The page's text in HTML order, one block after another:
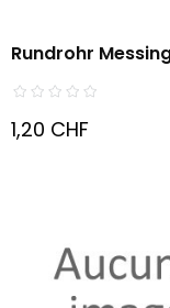
Rundrohr
Format...
1,20 CHF